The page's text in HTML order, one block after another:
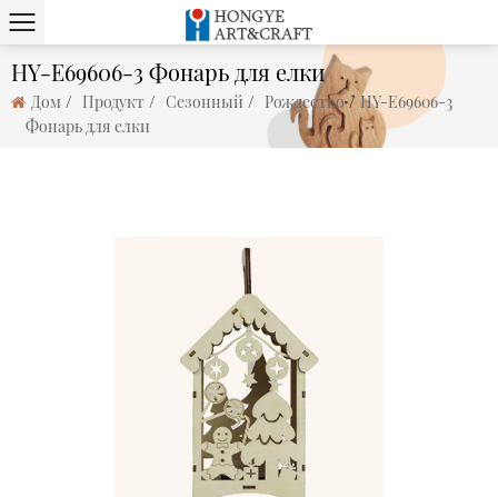
HY-E69606-3 Фонарь для елки
Дом / Продукт / Сезонный / Рождество/ HY-E69606-3
Фонарь для елки